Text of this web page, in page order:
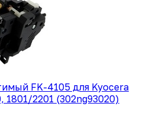
FK-4105 для Kyocera
1801/2201 (302ng93020)